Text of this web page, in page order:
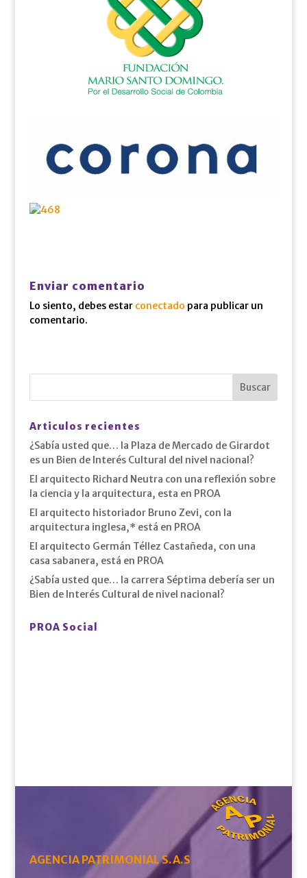
Enviar comentario
Lo siento, debes estar conectado para publicar un
comentario.
Articulos recientes
¿Sabía usted que… la Plaza de Mercado de Girardot
es un Bien de Interés Cultural del nivel nacional?
El arquitecto Richard Neutra con una reflexión sobre
la ciencia y la arquitectura, esta en PROA
El arquitecto historiador Bruno Zevi, con la
arquitectura inglesa,* está en PROA
El arquitecto Germán Téllez Castañeda, con una
casa sabanera, está en PROA
¿Sabía usted que… la carrera Séptima debería ser un
Bien de Interés Cultural de nivel nacional?
PROA Social
AGENCIA PATRIMONIAL S.A.S